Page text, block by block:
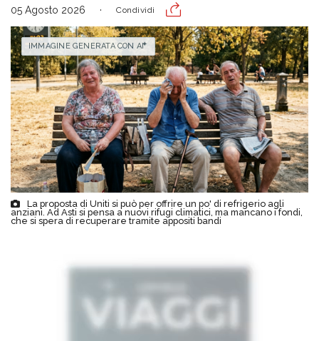
05 Agosto 2026 Condividi
La proposta di Uniti si può per offrire un po' di refrigerio agli
anziani. Ad Asti si pensa a nuovi rifugi climatici, ma mancano i fondi,
che si spera di recuperare tramite appositi bandi
IMMAGINE GENERATA CON AI